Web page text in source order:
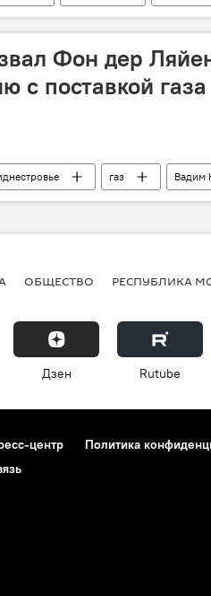
Фон дер
с поставкой
газ
Вадим
ОБЩЕСТВО РЕСПУБЛИКА
Дзен Rutube
центр Политика